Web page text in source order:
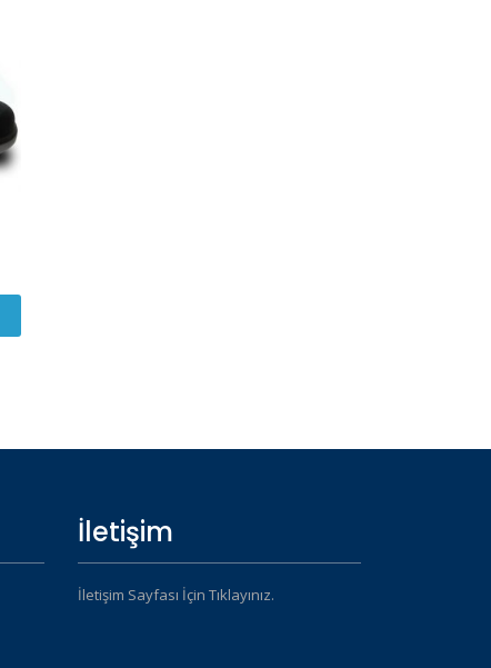
İletişim
İletişim Sayfası İçin Tıklayınız.